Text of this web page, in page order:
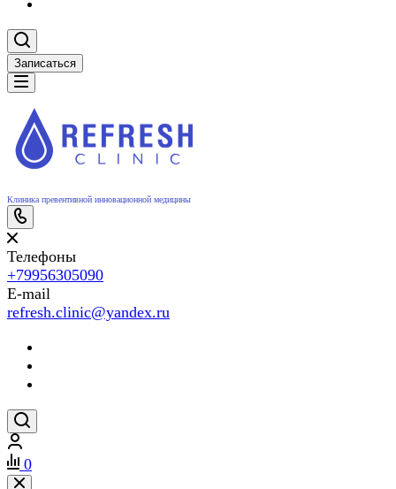
Записаться
Клиника превентивной инновационной медицины
Телефоны
+79956305090
E-mail
refresh.clinic@yandex.ru
0